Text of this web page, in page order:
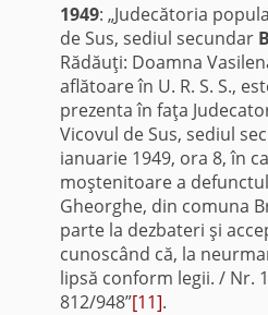
1949: „Judecătoria
de Sus, sediul secundar
Rădăuţi: Doamna
aflătoare în U. R. S. S.,
prezenta în faţa
Vicovul de Sus, sediul
ianuarie 1949, ora 8, în
moştenitoare a
Gheorghe, din comuna
parte la dezbateri şi
cunoscând că, la
lipsă conform legii. / Nr.
812/948”[11].